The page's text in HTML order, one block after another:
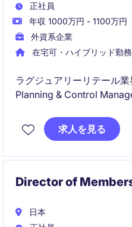
正社員
年収 1000万円 - 1100万円
外資系企業
在宅可・ハイブリッド勤
ラグジュアリーリテール
Planning & Control
す。財務分析だけでなく
判断のサポートを行うビ
求人を見る
Director of
日本